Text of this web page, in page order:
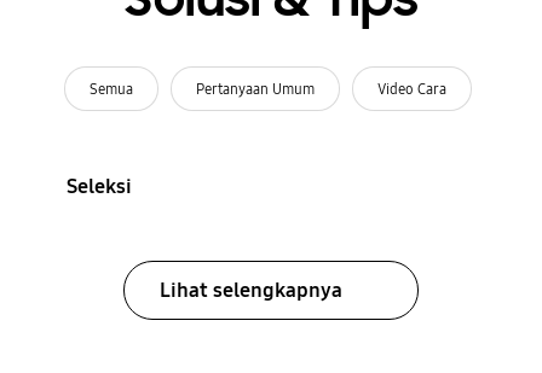
Semua Pertanyaan Umum Video Cara
Seleksi
Lihat selengkapnya